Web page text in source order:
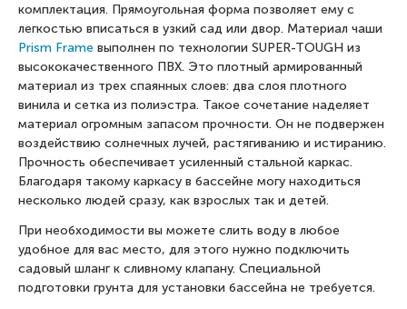
комплектация. Прямоугольная форма позволяет ему с
легкостью вписаться в узкий сад или двор. Материал чаши
Prism Frame выполнен по технологии SUPER-TOUGH из
высококачественного ПВХ. Это плотный армированный
материал из трех спаянных слоев: два слоя плотного
винила и сетка из полиэстра. Такое сочетание наделяет
материал огромным запасом прочности. Он не подвержен
воздействию солнечных лучей, растягиванию и истиранию.
Прочность обеспечивает усиленный стальной каркас.
Благодаря такому каркасу в бассейне могу находиться
несколько людей сразу, как взрослых так и детей.
При необходимости вы можете слить воду в любое
удобное для вас место, для этого нужно подключить
садовый шланг к сливному клапану. Специальной
подготовки грунта для установки бассейна не требуется.